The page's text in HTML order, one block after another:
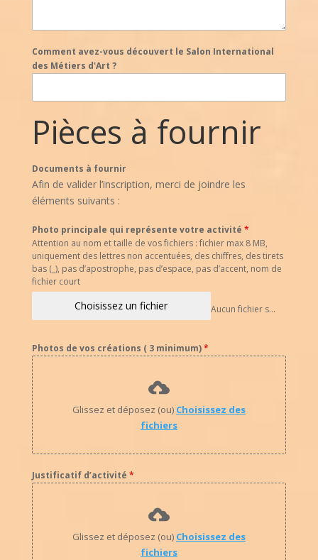
Comment avez-vous découvert le Salon International
des Métiers d'Art ?
Pièces à fournir
Documents à fournir
Afin de valider l’inscription, merci de joindre les
éléments suivants :
Photo principale qui représente votre activité *
Attention au nom et taille de vos fichiers : fichier max 8 MB,
uniquement des lettres non accentuées, des chiffres, des tirets
bas (_), pas d’apostrophe, pas d’espace, pas d’accent, nom de
fichier court
Choisissez un fichier Aucun fichier sélectionné
Photos de vos créations ( 3 minimum)*
Glissez et déposez (ou) Choisissez des
fichiers
Justificatif d’activité *
Glissez et déposez (ou) Choisissez des
fichiers